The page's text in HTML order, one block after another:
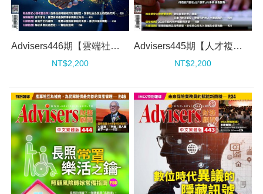
Advisers446期【雲端社交力】
NT$2,200
Advisers445期【人才複利】
NT$2,200